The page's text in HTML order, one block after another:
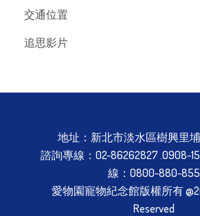
交通位置
追思影片
地址：新北市淡水區樹興里埔
諮詢專線：02-86262827 .0908-
線：0800-880-855
愛物園寵物紀念館版權所有
Reserved